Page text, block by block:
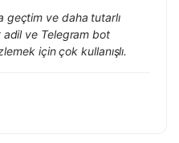
geçtim ve daha tutarlı
ve Telegram bot
için çok kullanışlı.